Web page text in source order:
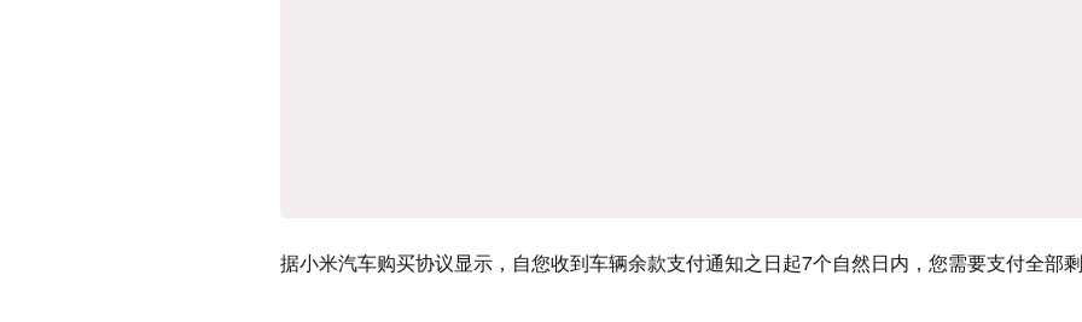
据小米汽车购买协议显示，自您收到车辆余款支付通知之日起7个自然日内，您需要支付全部剩